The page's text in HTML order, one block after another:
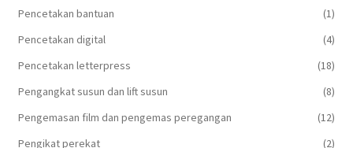
Pencetakan bantuan
(1)
Pencetakan digital
(4)
Pencetakan letterpress
(18)
Pengangkat susun dan lift susun
(8)
Pengemasan film dan pengemas peregangan
(12)
Pengikat perekat
(2)